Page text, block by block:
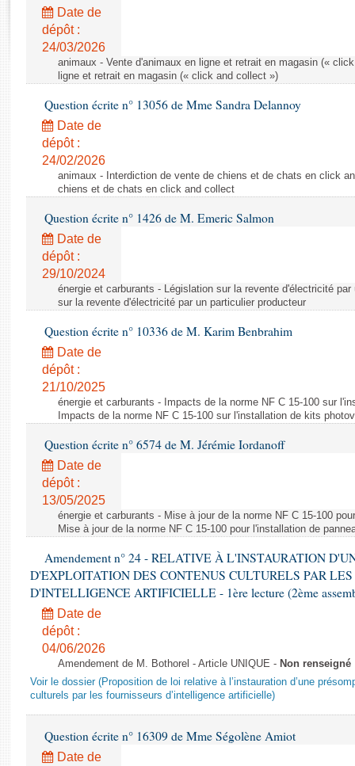
Rapports législatifs
Rapports sur l'application des lois
Baromètre de l’application des lois
Dossiers législatifs
Budget et sécurité sociale
Questions écrites et orales
Comptes rendus des débats
Date de
dépôt :
24/03/2026
animaux - Vente d'animaux en ligne et retrait en magasin («
ligne et retrait en magasin (« click and collect »)
Question écrite n° 13056 de Mme Sandra Delannoy
Date de
dépôt :
24/02/2026
animaux - Interdiction de vente de chiens et de chats en click
chiens et de chats en click and collect
Question écrite n° 1426 de M. Emeric Salmon
Date de
dépôt :
29/10/2024
énergie et carburants - Législation sur la revente d'électricité
sur la revente d'électricité par un particulier producteur
Question écrite n° 10336 de M. Karim Benbrahim
Date de
dépôt :
21/10/2025
énergie et carburants - Impacts de la norme NF C 15-100 sur
Impacts de la norme NF C 15-100 sur l'installation de kits
Question écrite n° 6574 de M. Jérémie Iordanoff
Date de
dépôt :
13/05/2025
énergie et carburants - Mise à jour de la norme NF C 15-100
Mise à jour de la norme NF C 15-100 pour l'installation de
Amendement n° 24 - RELATIVE À L'INSTAURATION
D'EXPLOITATION DES CONTENUS CULTURELS PAR LES
D'INTELLIGENCE ARTIFICIELLE - 1ère lecture (2ème
Date de
dépôt :
04/06/2026
Amendement de M. Bothorel - Article UNIQUE - Non renseigné
Voir le dossier (Proposition de loi relative à l’instauration d’une
culturels par les fournisseurs d’intelligence artificielle)
Question écrite n° 16309 de Mme Ségolène Amiot
Date de